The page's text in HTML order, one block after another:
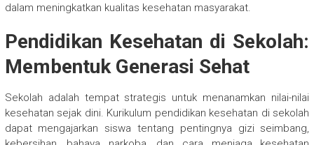
dalam meningkatkan kualitas kesehatan masyarakat.
Pendidikan Kesehatan di Sekolah:
Membentuk Generasi Sehat
Sekolah adalah tempat strategis untuk menanamkan nilai-nilai
kesehatan sejak dini. Kurikulum pendidikan kesehatan di sekolah
dapat mengajarkan siswa tentang pentingnya gizi seimbang,